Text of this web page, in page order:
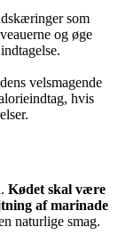
som
og øge
velsmagende
hvis
Kødet skal være
af marinade
naturlige smag.